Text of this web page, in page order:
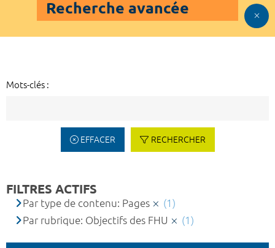
Recherche avancée
Mots-clés :
EFFACER RECHERCHER
FILTRES ACTIFS
Par type de contenu: Pages
(1)
Par rubrique: Objectifs des FHU
(1)